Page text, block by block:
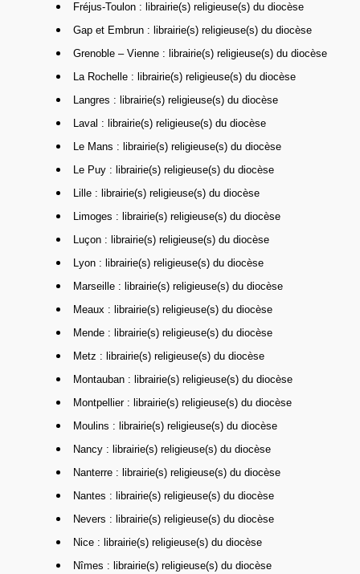
Fréjus-Toulon : librairie(s) religieuse(s) du diocèse
Gap et Embrun : librairie(s) religieuse(s) du diocèse
Grenoble – Vienne : librairie(s) religieuse(s) du diocèse
La Rochelle : librairie(s) religieuse(s) du diocèse
Langres : librairie(s) religieuse(s) du diocèse
Laval : librairie(s) religieuse(s) du diocèse
Le Mans : librairie(s) religieuse(s) du diocèse
Le Puy : librairie(s) religieuse(s) du diocèse
Lille : librairie(s) religieuse(s) du diocèse
Limoges : librairie(s) religieuse(s) du diocèse
Luçon : librairie(s) religieuse(s) du diocèse
Lyon : librairie(s) religieuse(s) du diocèse
Marseille : librairie(s) religieuse(s) du diocèse
Meaux : librairie(s) religieuse(s) du diocèse
Mende : librairie(s) religieuse(s) du diocèse
Metz : librairie(s) religieuse(s) du diocèse
Montauban : librairie(s) religieuse(s) du diocèse
Montpellier : librairie(s) religieuse(s) du diocèse
Moulins : librairie(s) religieuse(s) du diocèse
Nancy : librairie(s) religieuse(s) du diocèse
Nanterre : librairie(s) religieuse(s) du diocèse
Nantes : librairie(s) religieuse(s) du diocèse
Nevers : librairie(s) religieuse(s) du diocèse
Nice : librairie(s) religieuse(s) du diocèse
Nîmes : librairie(s) religieuse(s) du diocèse